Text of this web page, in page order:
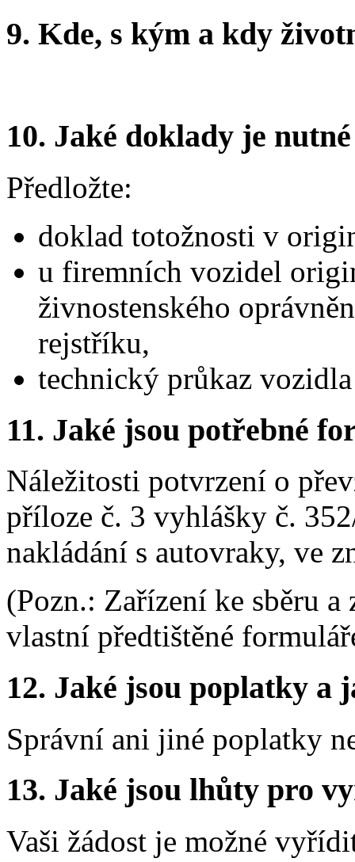
9. Kde, s kým a kdy
10. Jaké doklady je
Předložte:
doklad totožnosti v
u firemních vozidel
živnostenského
rejstříku,
technický průkaz
11. Jaké jsou potřebné
Náležitosti potvrzení o
příloze č. 3 vyhlášky č.
nakládání s autovraky, ve
(Pozn.: Zařízení ke sběru a
vlastní předtištěné
12. Jaké jsou poplatky a
Správní ani jiné poplatky
13. Jaké jsou lhůty pro
Vaši žádost je možné